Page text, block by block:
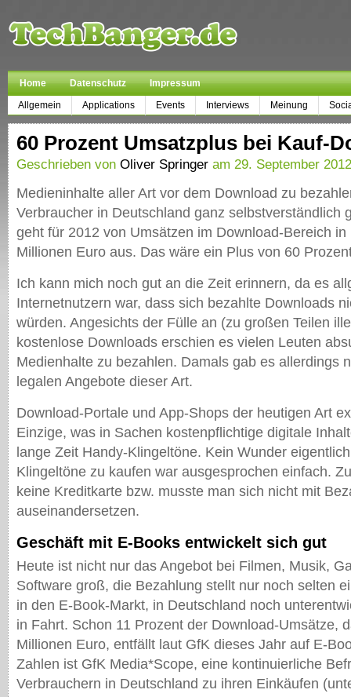
Home Datenschutz
Impressum
Allgemein
Applications Events Interviews Meinung
60 Prozent Umsatzplus bei Kauf-
Geschrieben von Oliver Springer am 29. September
Medieninhalte aller Art vor dem Download zu
Verbraucher in Deutschland ganz selbstverständlich
geht für 2012 von Umsätzen im Download-Bereich in
Millionen Euro aus. Das wäre ein Plus von 60
Ich kann mich noch gut an die Zeit erinnern, da es
Internetnutzern war, dass sich bezahlte Downloads
würden. Angesichts der Fülle an (zu großen Teilen
kostenlose Downloads erschien es vielen Leuten
Medienhalte zu bezahlen. Damals gab es allerdings
legalen Angebote dieser Art.
Download-Portale und App-Shops der heutigen Art
Einzige, was in Sachen kostenpflichtige digitale
lange Zeit Handy-Klingeltöne. Kein Wunder
Klingeltöne zu kaufen war ausgesprochen einfach.
keine Kreditkarte bzw. musste man sich nicht mit
auseinandersetzen.
Geschäft mit E-Books entwickelt sich gut
Heute ist nicht nur das Angebot bei Filmen, Musik,
Software groß, die Bezahlung stellt nur noch selten
in den E-Book-Markt, in Deutschland noch
in Fahrt. Schon 11 Prozent der Download-Umsätze,
Millionen Euro, entfällt laut GfK dieses Jahr auf E-
Zahlen ist GfK Media*Scope, eine kontinuierliche
Verbrauchern in Deutschland zu ihren Einkäufen